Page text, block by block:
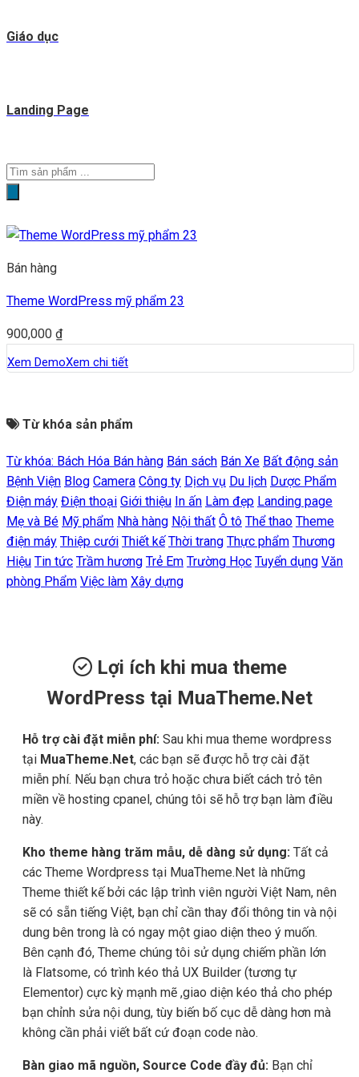
Giáo dục
Landing Page
Tìm
phẩm
Bán hàng
Theme WordPress mỹ phẩm 23
900,000 ₫
Xem DemoXem chi tiết
Từ khóa sản phẩm
Từ khóa: Bách Hóa Bán hàng Bán sách Bán Xe Bất động sản
Bệnh Viện Blog Camera Công ty Dịch vụ Du lịch Dược Phẩm
Điện máy Điện thoại Giới thiệu In ấn Làm đẹp Landing page
Mẹ và Bé Mỹ phẩm Nhà hàng Nội thất Ô tô Thể thao Theme
điện máy Thiệp cưới Thiết kế Thời trang Thực phẩm Thương
Hiệu Tin tức Trầm hương Trẻ Em Trường Học Tuyển dụng Văn
phòng Phẩm Việc làm Xây dựng
Lợi ích khi mua theme
WordPress tại MuaTheme.Net
Hỗ trợ cài đặt miễn phí: Sau khi mua theme wordpress
tại MuaTheme.Net, các bạn sẽ được hỗ trợ cài đặt
miễn phí. Nếu bạn chưa trỏ hoặc chưa biết cách trỏ tên
miền về hosting cpanel, chúng tôi sẽ hỗ trợ bạn làm điều
này.
Kho theme hàng trăm mẫu, dễ dàng sử dụng: Tất cả
các Theme Wordpress tại MuaTheme.Net là những
Theme thiết kế bởi các lập trình viên người Việt Nam, nên
sẽ có sẵn tiếng Việt, bạn chỉ cần thay đổi thông tin và nội
dung bên trong là có ngay một giao diện theo ý muốn.
Bên cạnh đó, Theme chúng tôi sử dụng chiếm phần lớn
là Flatsome, có trình kéo thả UX Builder (tương tự
Elementor) cực kỳ mạnh mẽ ,giao diện kéo thả cho phép
bạn chỉnh sửa nội dung, tùy biến bố cục dễ dàng hơn mà
không cần phải viết bất cứ đoạn code nào.
Bàn giao mã nguồn, Source Code đầy đủ: Bạn chỉ